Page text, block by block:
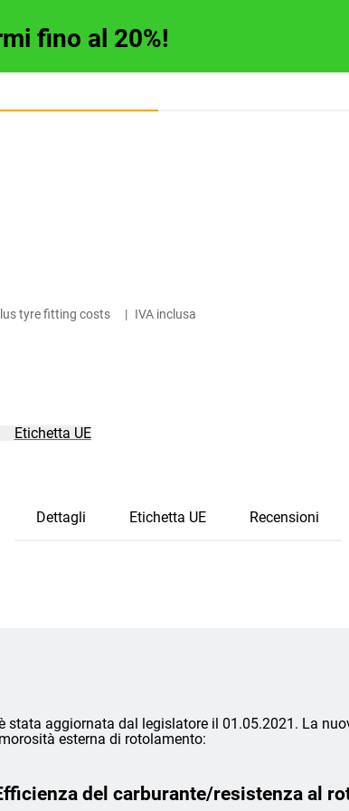
fino al 20%!
tyre fitting costs | IVA inclusa
Etichetta UE
Dettagli Etichetta UE Recensioni
stata aggiornata dal legislatore il 01.05.2021. La
esterna di rotolamento:
del carburante/resistenza al